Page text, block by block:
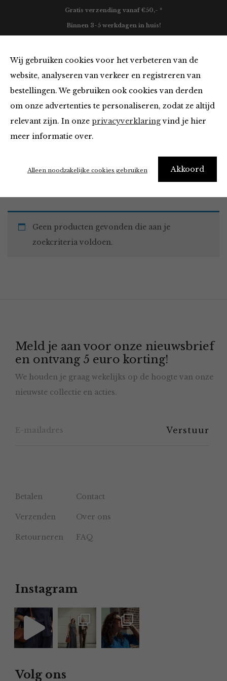
Wij gebruiken cookies voor het verbeteren van de
website, analyseren van verkeer en registreren van
bestellingen. We gebruiken ook cookies van derden
om onze advertenties te personaliseren, zodat ze altijd
relevant zijn. In onze privacyverklaringvind je hier
meer informatie over.
Akkoord
Alleen noodzakelijke cookies gebruiken
Gratis verzending vanaf €50,- *
Binnen 3-5 werkdagen in huis!
Must Haves
Home Winkel Accessoires Must Haves
Geen producten gevonden die aan je
zoekcriteria voldoen.
Meld je aan voor onze nieuwsbrief
en ontvang 5 euro korting!
We houden je graag wekelijks op de hoogte van onze
nieuwste collectie en acties.
Betalen Contact
Verzenden Over ons
Retourneren FAQ
Instagram
Volg ons